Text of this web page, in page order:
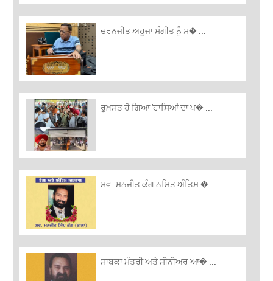
ਚਰਨਜੀਤ ਅਹੂਜਾ ਸੰਗੀਤ ਨੂੰ ਸ� ...
ਰੁਖ਼ਸਤ ਹੋ ਗਿਆ 'ਹਾਸਿਆਂ ਦਾ ਪ� ...
ਸਵ. ਮਨਜੀਤ ਕੰਗ ਨਮਿਤ ਅੰਤਿਮ � ...
ਸਾਬਕਾ ਮੰਤਰੀ ਅਤੇ ਸੀਨੀਅਰ ਆ� ...